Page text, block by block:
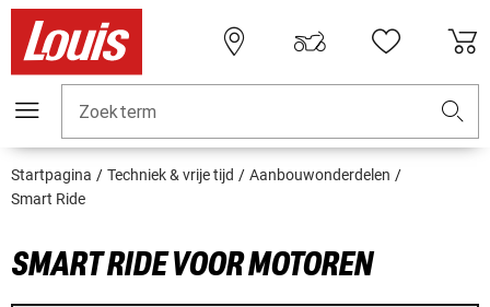
Zoekterm
Startpagina Techniek & vrije tijd
Aanbouwonderdelen
Smart Ride
SMART RIDE VOOR MOTOREN